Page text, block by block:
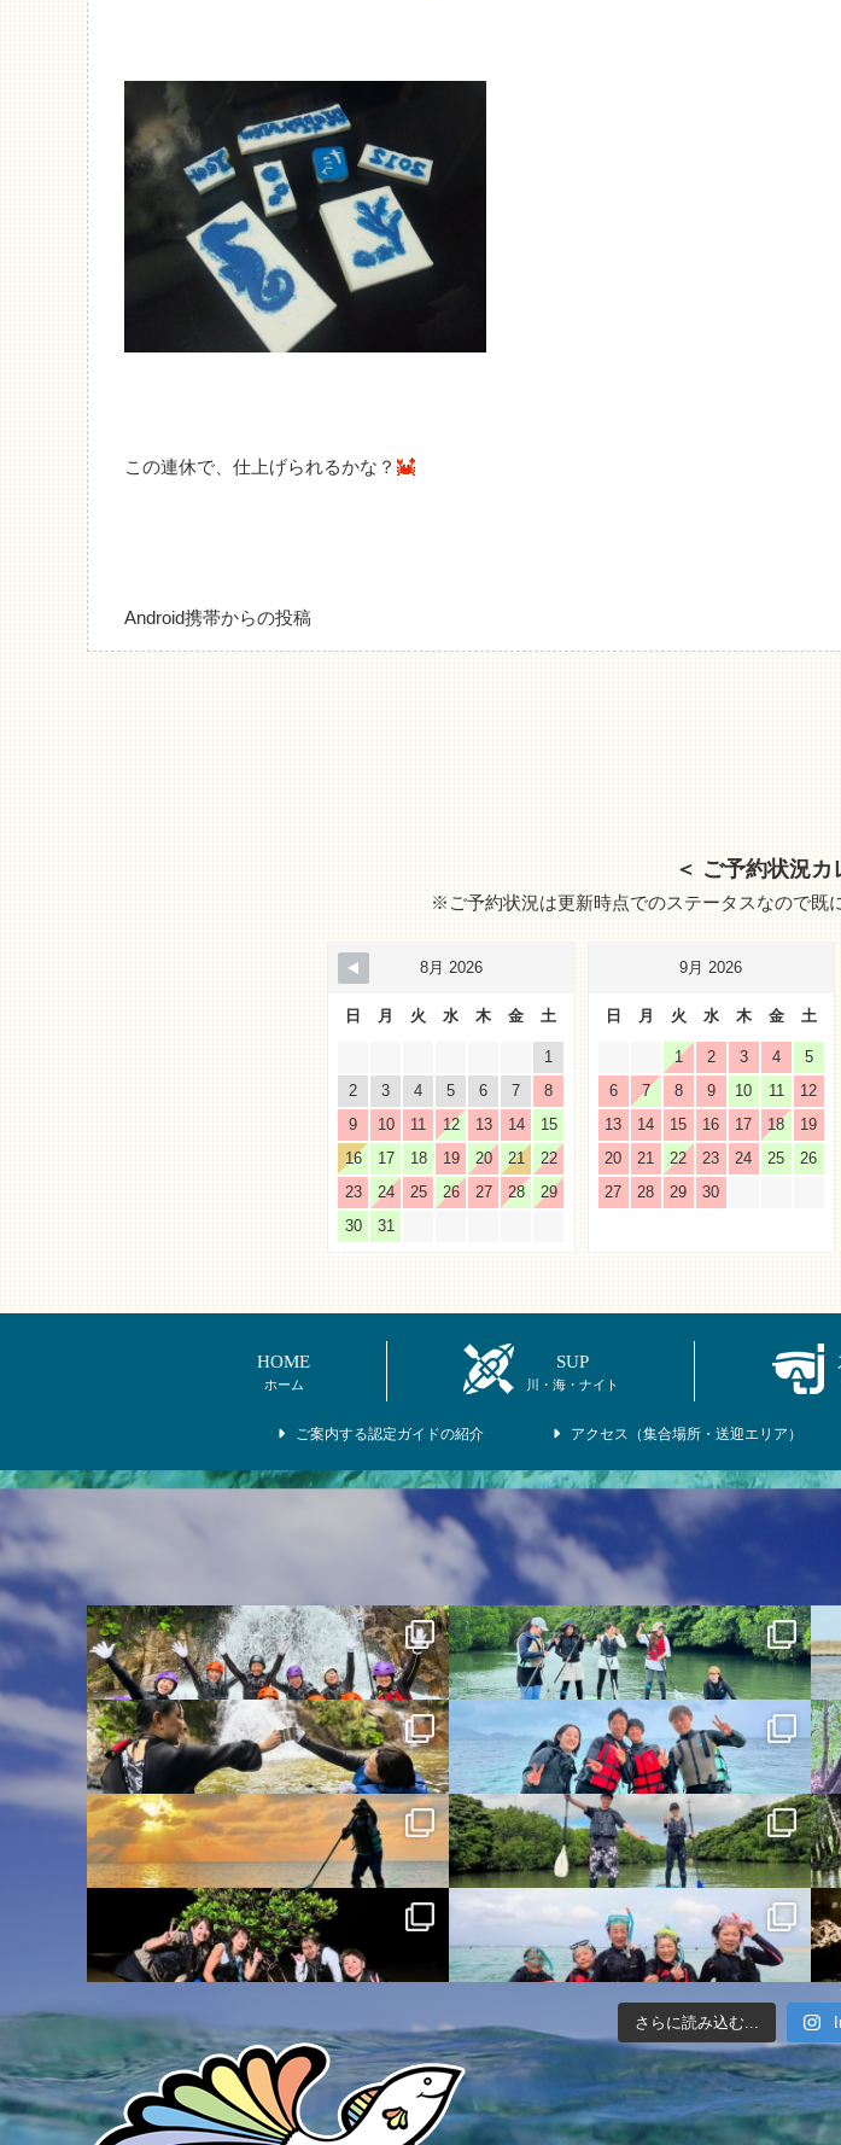
この連休で、仕上げられるかな？
Android携帯からの投稿
＜ ご予約状況カ
※ご予約状況は更新時点でのステータスなので既
8月 2026
日 月 火 水 木 金 土
1
2
3 4 5 6 7
8
9
10 11 12 13 14
15
16
17 18 19 20 21
22
23
24 25 26 27 28
29
30
31
9月 2026
日 月 火 水 木 金 土
1 2 3 4
5
6
7 8 9 10 11
12
13
14 15 16 17 18
19
20
21 22 23 24 25
26
27
28 29 30
HOME
ホーム
SUP
川・海・ナイト
ご案内する認定ガイドの紹介 アクセス（集合場所・送迎エリア）
さらに読み込む...